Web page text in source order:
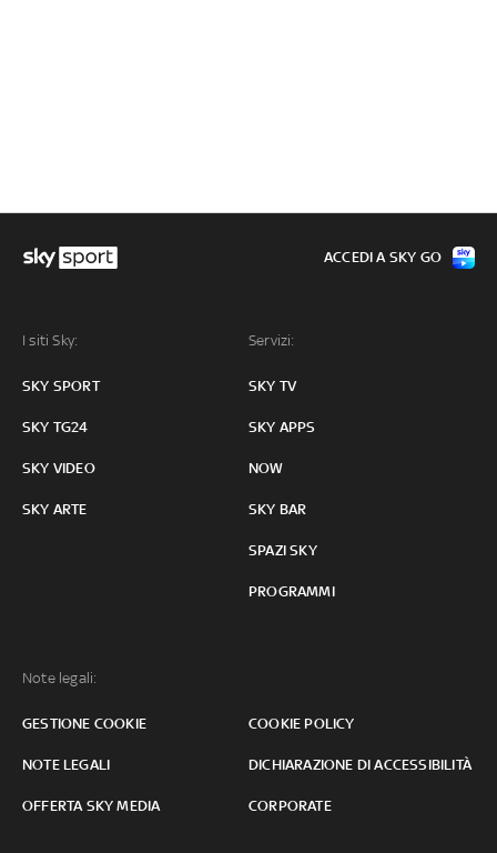
I siti Sky:
SKY SPORT
SKY TG24
SKY VIDEO
SKY ARTE
Servizi:
SKY TV
SKY APPS
NOW
SKY BAR
SPAZI SKY
PROGRAMMI
Note legali:
GESTIONE COOKIE COOKIE POLICY
NOTE LEGALI DICHIARAZIONE DI ACCESSIBILITÀ
OFFERTA SKY MEDIA CORPORATE
ACCEDI A SKY GO